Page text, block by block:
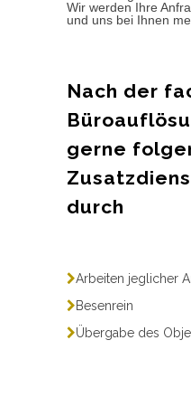
Wir werden Ihre
und uns bei Ihnen
Nach der
gerne
durch
Arbeiten jeglicher
Besenrein
Übergabe des